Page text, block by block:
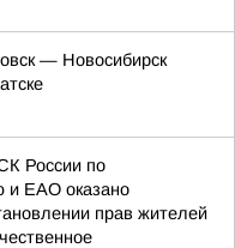
— Новосибирск
России по
и ЕАО оказано
прав жителей